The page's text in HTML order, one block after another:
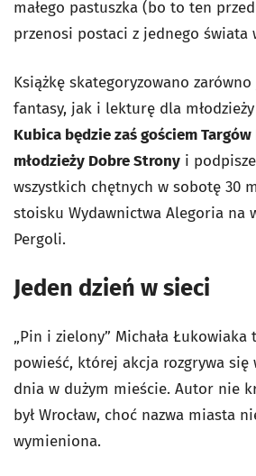
małego pastuszka (bo to ten
przenosi postaci z jednego świata
Książkę skategoryzowano
fantasy, jak i lekturę dla młodzieży
Kubica będzie zaś gościem
młodzieży Dobre Strony i
wszystkich chętnych w sobotę 30
stoisku Wydawnictwa Alegoria na
Pergoli.
Jeden dzień w sieci
„Pin i zielony” Michała Łukowiaka
powieść, której akcja rozgrywa się
dnia w dużym mieście. Autor nie
był Wrocław, choć nazwa miasta
wymieniona.